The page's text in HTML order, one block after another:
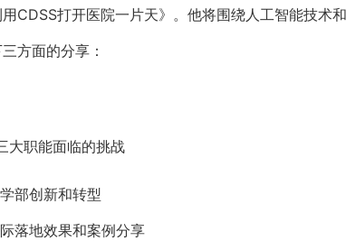
CDSS打开医院一片天》。他将围绕人工智能技术
方面的分享：
职能面临的挑战
创新和转型
地效果和案例分享